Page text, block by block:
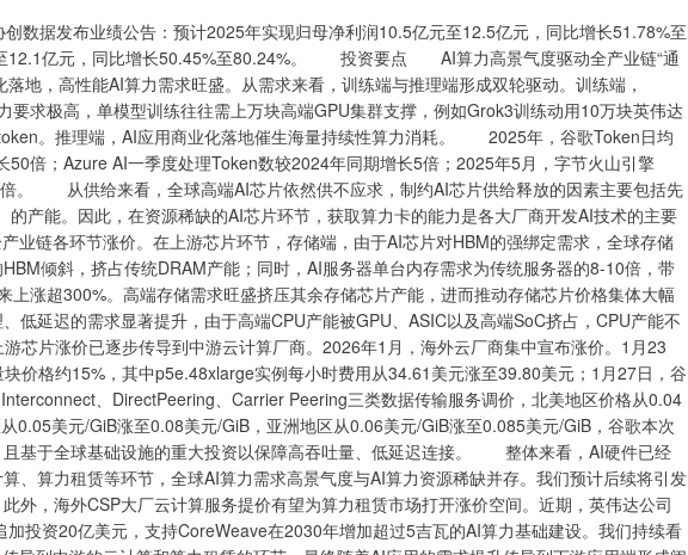
布业绩公告：预计2025年实现归母净利润10.5亿元至12.5亿元，同比增长51.78%至
12.1亿元，同比增长50.45%至80.24%。 投资要点 AI算力高景气度驱动全产业链“通
，高性能AI算力需求旺盛。从需求来看，训练端与推理端形成双轮驱动。训练端，
要求极高，单模型训练往往需上万块高端GPU集群支撑，例如Grok3训练动用10万块英伟达
。推理端，AI应用商业化落地催生海量持续性算力消耗。 2025年，谷歌Token日均
倍；Azure AI一季度处理Token数较2024年同期增长5倍；2025年5月，字节火山引擎
。 从供给来看，全球高端AI芯片依然供不应求，制约AI芯片供给释放的因素主要包括先
产能。因此，在资源稀缺的AI芯片环节，获取算力卡的能力是各大厂商开发AI技术的主要
链各环节涨价。在上游芯片环节，存储端，由于AI芯片对HBM的强绑定需求，全球存储
倾斜，挤占传统DRAM产能；同时，AI服务器单台内存需求为传统服务器的8-10倍，带
上涨超300%。高端存储需求旺盛挤压其余存储芯片产能，进而推动存储芯片价格集体大幅
低延迟的需求显著提升，由于高端CPU产能被GPU、ASIC以及高端SoC挤占，CPU产能不
芯片涨价已逐步传导到中游云计算厂商。2026年1月，海外云厂商集中宣布涨价。1月23
价格约15%，其中p5e.48xlarge实例每小时费用从34.61美元涨至39.80美元；1月27日，谷
、DirectPeering、Carrier Peering三类数据传输服务调价，北美地区价格从0.04
0.05美元/GiB涨至0.08美元/GiB，亚洲地区从0.06美元/GiB涨至0.085美元/GiB，谷歌本次
且基于全球基础设施的重大投资以保障高吞吐量、低延迟连接。 整体来看，AI硬件已经
、算力租赁等环节，全球AI算力需求高景气度与AI算力资源稀缺并存。我们预计后续将引发
外，海外CSP大厂云计算服务提价有望为算力租赁市场打开涨价空间。近期，英伟达公司
投资20亿美元，支持CoreWeave在2030年增加超过5吉瓦的AI算力基础建设。我们持续看